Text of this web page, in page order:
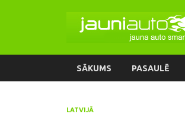
SĀKUMS PASAULĒ
LATVIJĀ